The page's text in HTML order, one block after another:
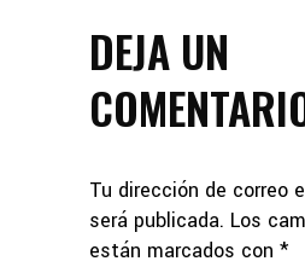
DEJA UN
Tu dirección de correo
será publicada. Los
están marcados con *